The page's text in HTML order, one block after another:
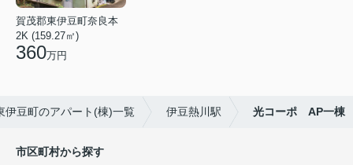
賀茂郡東伊豆町奈良本
2K (159.27㎡)
360万円
伊豆町のアパート(棟)一覧 伊豆熱川駅 光コーポ AP一棟
市区町村から探す